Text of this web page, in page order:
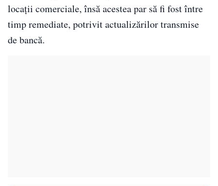
locații comerciale, însă acestea par să fi fost între
timp remediate, potrivit actualizărilor transmise
de bancă.